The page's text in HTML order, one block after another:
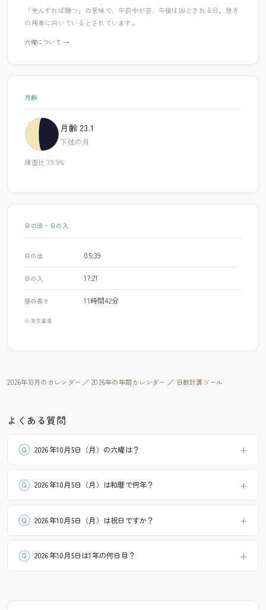
「先んずれば勝つ」の意味で、午前中が吉、午後は凶とされる日。急ぎ
の用事に向いているとされています。
六曜について →
月齢
月齢 23.1
下弦の月
輝面比 39.9%
日の出・日の入
日の出 05:39
日の入 17:21
昼の長さ 11時間42分
※東京基準
2026年10月のカレンダー ／ 2026年の年間カレンダー ／ 日数計算ツール
よくある質問
2026年10月5日（月）の六曜は？
2026年10月5日（月）は和暦で何年？
2026年10月5日（月）は祝日ですか？
2026年10月5日は1年の何日目？